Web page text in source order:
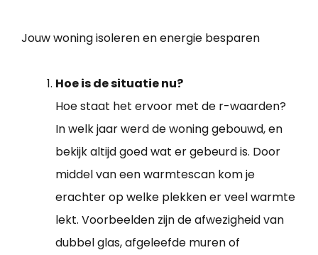
Jouw woning isoleren en energie besparen
Hoe is de situatie nu?
Hoe staat het ervoor met de r-waarden?
In welk jaar werd de woning gebouwd, en
bekijk altijd goed wat er gebeurd is. Door
middel van een warmtescan kom je
erachter op welke plekken er veel warmte
lekt. Voorbeelden zijn de afwezigheid van
dubbel glas, afgeleefde muren of